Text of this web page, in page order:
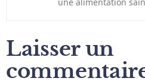
Laisser un